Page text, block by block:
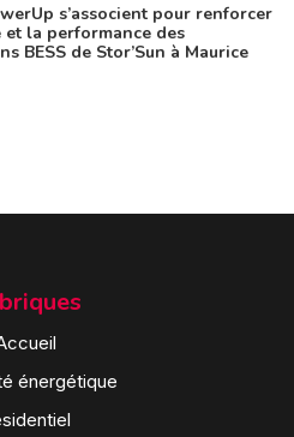
s’associent pour renforcer
et la performance des
BESS de Stor’Sun à Maurice
énergétique